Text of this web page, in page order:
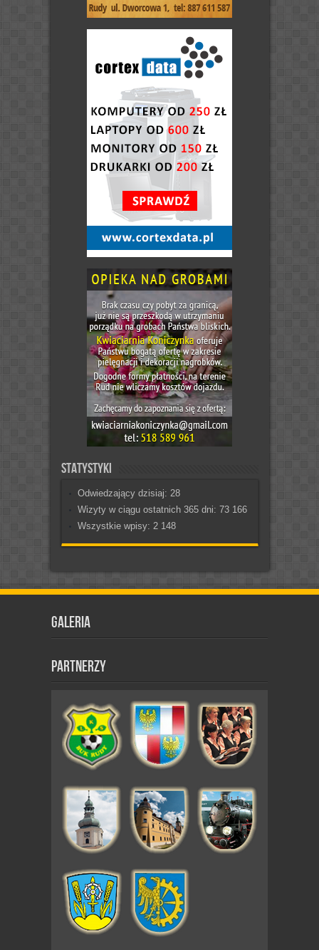
Statystyki
Odwiedzający dzisiaj: 28
Wizyty w ciągu ostatnich 365 dni: 73 166
Wszystkie wpisy: 2 148
Galeria
Partnerzy